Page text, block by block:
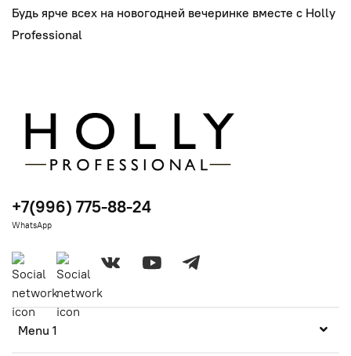
Будь ярче всех на новогодней вечеринке вместе с Holly
Professional
Menu 1
+7(996) 775-88-24
WhatsApp